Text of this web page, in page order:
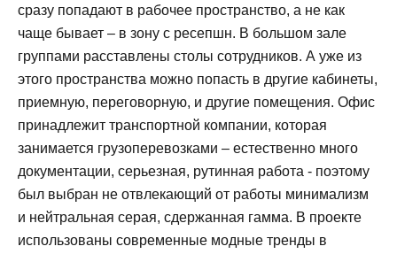
сразу попадают в рабочее пространство, а не как
чаще бывает – в зону с ресепшн. В большом зале
группами расставлены столы сотрудников. А уже из
этого пространства можно попасть в другие кабинеты,
приемную, переговорную, и другие помещения. Офис
принадлежит транспортной компании, которая
занимается грузоперевозками – естественно много
документации, серьезная, рутинная работа - поэтому
был выбран не отвлекающий от работы минимализм
и нейтральная серая, сдержанная гамма. В проекте
использованы современные модные тренды в